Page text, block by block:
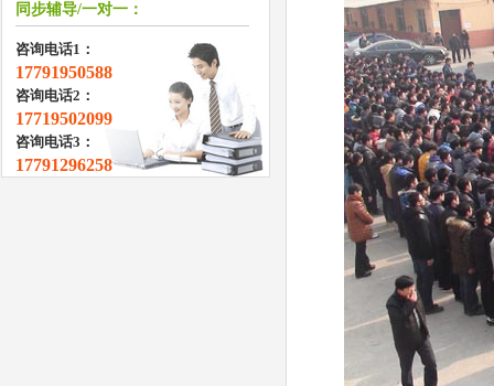
同步辅导/一对一：
咨询电话1：
17791950588
咨询电话2：
17719502099
咨询电话3：
17791296258